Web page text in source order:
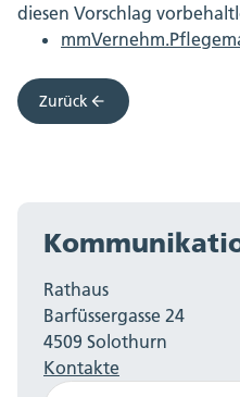
diesen Vorschlag
Zurück
Rathaus
Barfüssergasse 24
4509 Solothurn
Kontakte